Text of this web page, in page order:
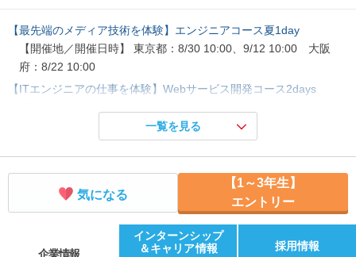
【最先端のメディア技術を体験】エンジニアコース夏1day
【開催地／開催日時】 東京都：8/30 10:00、9/12 10:00 大阪
府：8/22 10:00
【ITエンジニアの仕事を体験】Webサービス開発コース2days
【ITエンジニアの仕事を体験】データ分析・研究開発コース3days
【開催地／開催日時】 日程調整中
【オンライン】ITエンジニアの仕事がわかる！ 仕事紹介＆質問会
【開催地／開催日時】 オンライン：随時
【データ分析×取材×報道】データジャーナリストコース1day
一覧を見る
気になる
【1～3年生】
エントリー
企業情報
インターンシップ
＆キャリア情報
採用情報